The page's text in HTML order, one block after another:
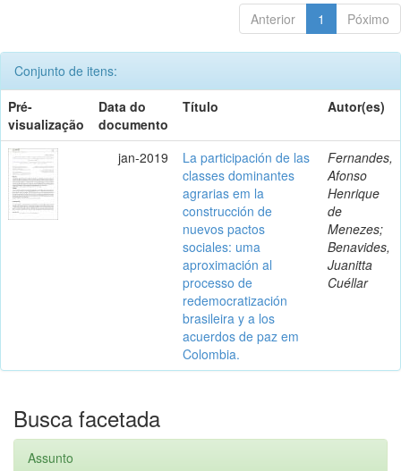
Anterior 1 Póximo
Conjunto de itens:
Pré-
visualização
Data do
documento
Título Autor(es)
jan-2019
La participación de las
classes dominantes
agrarias em la
construcción de
nuevos pactos
sociales: uma
aproximación al
processo de
redemocratización
brasileira y a los
acuerdos de paz em
Colombia.
Fernandes,
Afonso
Henrique
de
Menezes;
Benavides,
Juanitta
Cuéllar
Busca facetada
Assunto